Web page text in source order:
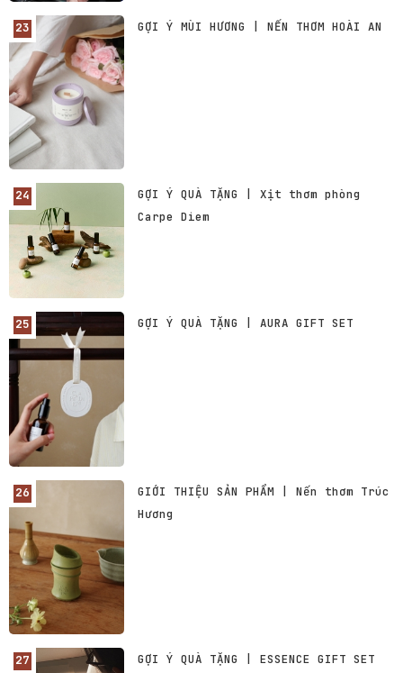
GỢI Ý MÙI HƯƠNG | NẾN THƠM HOÀI AN
GỢI Ý QUÀ TẶNG | Xịt thơm phòng
Carpe Diem
GỢI Ý QUÀ TẶNG | AURA GIFT SET
GIỚI THIỆU SẢN PHẨM | Nến thơm Trúc
Hương
GỢI Ý QUÀ TẶNG | ESSENCE GIFT SET